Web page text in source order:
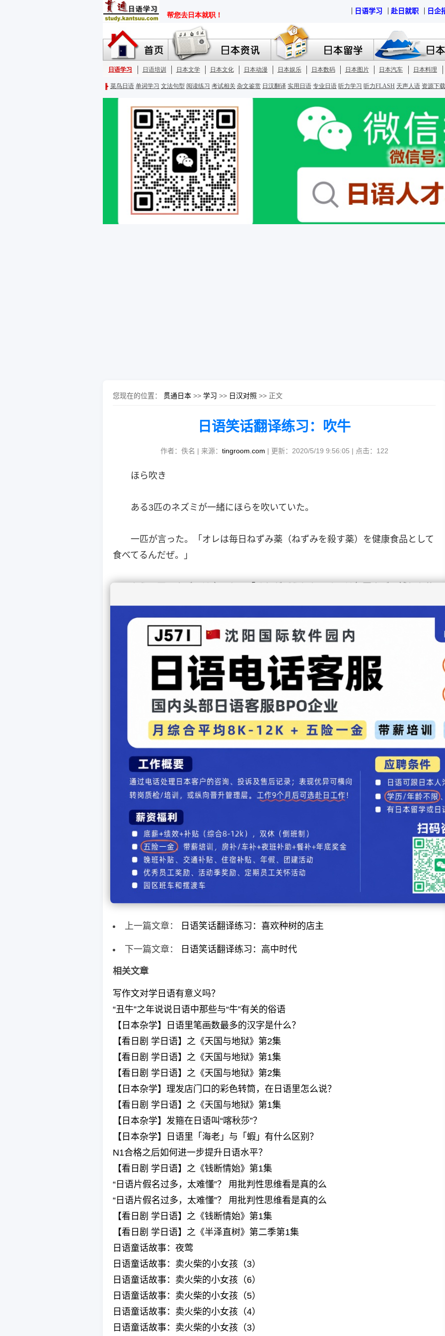
您现在的位置： 贯通日本 >> 学习 >> 日汉对照 >> 正文
日语笑话翻译练习：吹牛
作者：佚名 | 来源： tingroom.com | 更新：2020/5/19 9:56:05 | 点击： 122
ほら吹き
ある3匹のネズミが一緒にほらを吹いていた。
一匹が言った。「オレは毎日ねずみ薬（ねずみを殺す薬）を健康食品として
食べてるんだぜ。」
って体を鍛えているんだぜ。」
最後の一匹は二人の話を聞いた後、笑いながら言いました。「おまえらあの
参考译文：
有3只老鼠在一起吹牛。
一只说：”我天天把老鼠药当保健品吃。“
另一只说：”你那算什么。我每次都用老鼠夹来锻炼身体。“
最后一只听了。笑着说：“你们看见那只怀孕的猫了吗？那是我不小心的杰
作。”
文章录入：贯通日本语 责任编辑：贯通日本语
上一篇文章： 日语笑话翻译练习：喜欢种树的店主
下一篇文章： 日语笑话翻译练习：高中时代
相关文章
写作文对学日语有意义吗？
“丑牛”之年说说日语中那些与“牛”有关的俗语
【日本杂学】日语里笔画数最多的汉字是什么？
【看日剧 学日语】之《天国与地狱》第2集
【看日剧 学日语】之《天国与地狱》第1集
【看日剧 学日语】之《天国与地狱》第2集
【日本杂学】理发店门口的彩色转筒，在日语里怎么说？
【看日剧 学日语】之《天国与地狱》第1集
【日本杂学】发箍在日语叫“喀秋莎”？
【日本杂学】日语里「海老」与「蝦」有什么区别？
N1合格之后如何进一步提升日语水平？
【看日剧 学日语】之《钱断情始》第1集
“日语片假名过多，太难懂”？ 用批判性思维看是真的么
“日语片假名过多，太难懂”？ 用批判性思维看是真的么
【看日剧 学日语】之《钱断情始》第1集
【看日剧 学日语】之《半泽直树》第二季第1集
日语童话故事：夜莺
日语童话故事：卖火柴的小女孩（3）
日语童话故事：卖火柴的小女孩（6）
日语童话故事：卖火柴的小女孩（5）
日语童话故事：卖火柴的小女孩（4）
日语童话故事：卖火柴的小女孩（3）